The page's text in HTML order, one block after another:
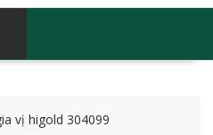
vị higold 304099